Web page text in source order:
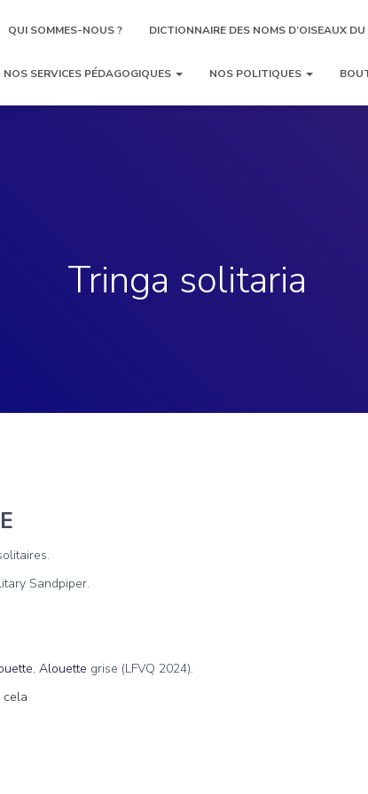
QUI SOMMES-NOUS ? DICTIONNAIRE DES NOMS D’OISEAUX
NOS SERVICES PÉDAGOGIQUES NOS POLITIQUES
Tringa solitaria
Sandpiper.
, Alouette grise (LFVQ 2024).
cela